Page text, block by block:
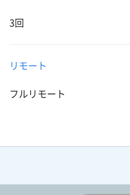
3回
リモート
フルリモート